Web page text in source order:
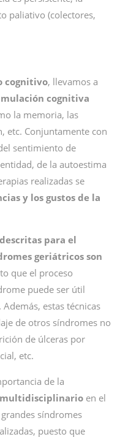
paliativo (colectores,
cognitivo, llevamos a
cognitiva
la memoria, las
etc. Conjuntamente con
sentimiento de
de la autoestima
realizadas se
y los gustos de la
para el
geriátricos son
que el proceso
puede ser útil
estas técnicas
de otros síndromes no
de úlceras por
etc.
de la
en el
síndromes
puesto que